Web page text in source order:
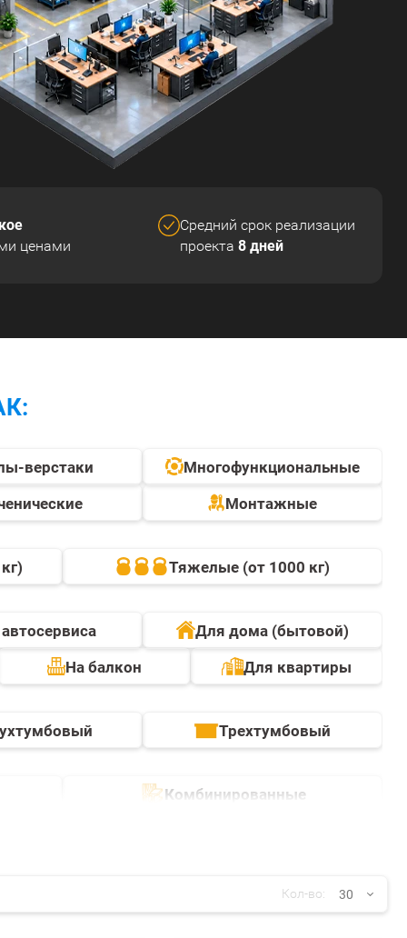
ценами
Средний срок реализации
проекта 8 дней
верстаки
Многофункциональные
Монтажные
Тяжелые (от 1000 кг)
Для дома (бытовой)
На балкон
Для квартиры
Трехтумбовый
Комбинированные
Кол-во: 30